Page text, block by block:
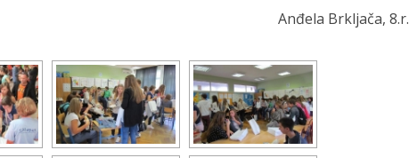
Anđela Brkljača, 8.r.